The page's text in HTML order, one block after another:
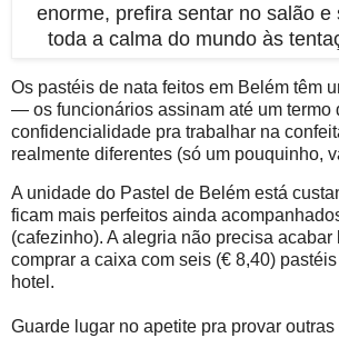
enorme, prefira sentar no salão e
toda a calma do mundo às
Os pastéis de nata feitos em Belém têm
— os funcionários assinam até um termo
confidencialidade pra trabalhar na
realmente diferentes (só um pouquinho,
A unidade do Pastel de Belém está
ficam mais perfeitos ainda
(cafezinho). A alegria não precisa acabar
comprar a caixa com seis (€ 8,40)
hotel.
Guarde lugar no apetite pra provar